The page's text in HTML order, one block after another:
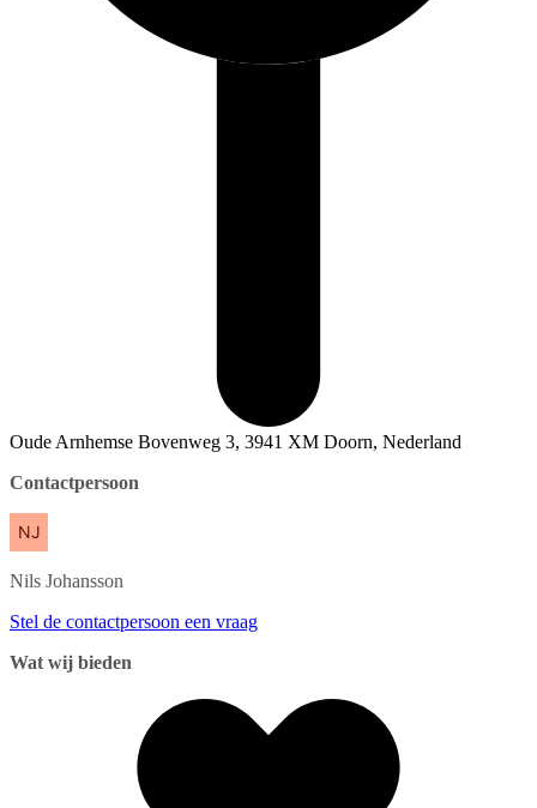
Oude Arnhemse Bovenweg 3, 3941 XM Doorn, Nederland
Contactpersoon
Nils Johansson
Stel de contactpersoon een vraag
Wat wij bieden